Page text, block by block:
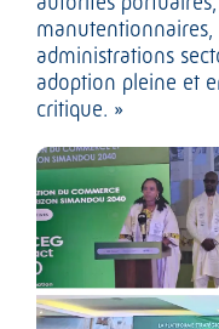
manutentionnaires,
administrations
adoption pleine et
critique. »